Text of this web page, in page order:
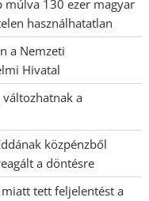
múlva 130 ezer magyar
használhatatlan
a Nemzeti
Hivatal
a
közpénzből
a döntésre
tett feljelentést a